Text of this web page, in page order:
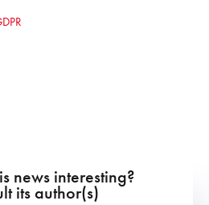
news interesting?
its author(s)